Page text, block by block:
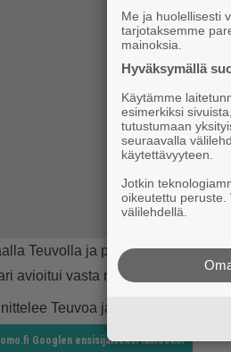
Teuvolla ja puolisolla on 26
avioitui vasta nyt, Ahmet on
Teuvoa ja Ahmetia.
Googlen ensisijaiseksi lähteeksi
Me ja huolellisesti
tarjotaksemme
mainoksia.
Hyväksymällä
Käytämme
esimerkiksi
tutustumaan
seuraavalla
käytettävyyteen.
Jotkin
oikeutettu peruste.
välilehdellä.